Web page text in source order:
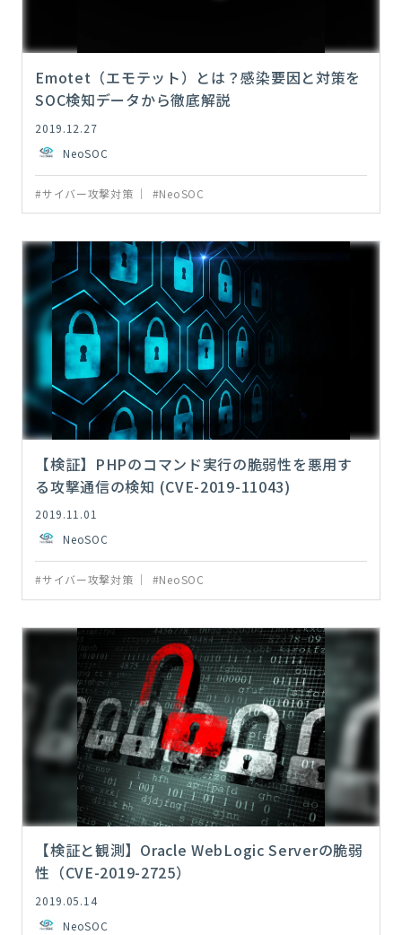
Emotet（エモテット）とは？感染要因と対策を
SOC検知データから徹底解説
2019.12.27
NeoSOC
#サイバー攻撃対策 #NeoSOC
【検証】PHPのコマンド実行の脆弱性を悪用す
る攻撃通信の検知 (CVE-2019-11043)
2019.11.01
NeoSOC
#サイバー攻撃対策 #NeoSOC
【検証と観測】Oracle WebLogic Serverの脆弱
性（CVE-2019-2725）
2019.05.14
NeoSOC